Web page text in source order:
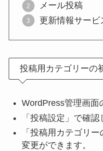
メール投稿
更新情報サービ
投稿用カテゴリーの
WordPress管理画面
「投稿設定」で確認
「投稿用カテゴリ
変更ができます。